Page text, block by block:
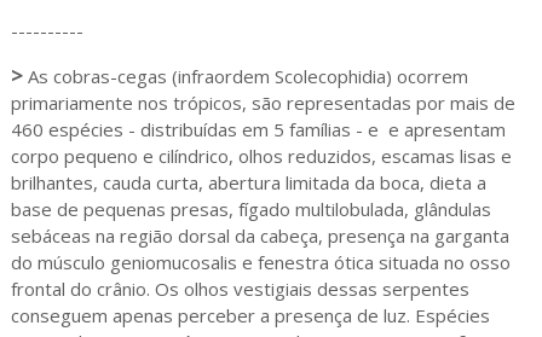
----------
>As cobras-cegas (infraordem Scolecophidia) ocorrem
primariamente nos trópicos, são representadas por mais de
460 espécies - distribuídas em 5 famílias - e e apresentam
corpo pequeno e cilíndrico, olhos reduzidos, escamas lisas e
brilhantes, cauda curta, abertura limitada da boca, dieta a
base de pequenas presas, fígado multilobulada, glândulas
sebáceas na região dorsal da cabeça, presença na garganta
do músculo geniomucosalis e fenestra ótica situada no osso
frontal do crânio. Os olhos vestigiais dessas serpentes
conseguem apenas perceber a presença de luz. Espécies